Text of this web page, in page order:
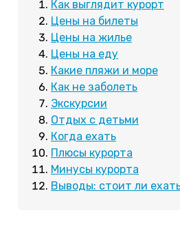
Как выглядит курорт
Цены на билеты
Цены на жилье
Цены на еду
Какие пляжи и море
Как не заболеть
Экскурсии
Отдых с детьми
Когда ехать
Плюсы курорта
Минусы курорта
Выводы: стоит ли